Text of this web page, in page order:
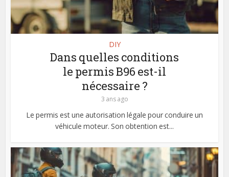
DIY
Dans quelles conditions
le permis B96 est-il
nécessaire ?
3 ans ago
Le permis est une autorisation légale pour conduire un
véhicule moteur. Son obtention est...